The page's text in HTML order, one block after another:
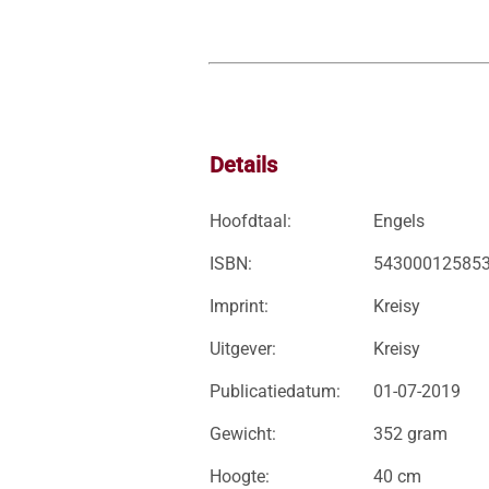
Details
Hoofdtaal: Engels
ISBN:
Imprint: Kreisy
Uitgever: Kreisy
Publicatiedatum: 01-07-2019
Gewicht: 352 gram
Hoogte: 40 cm